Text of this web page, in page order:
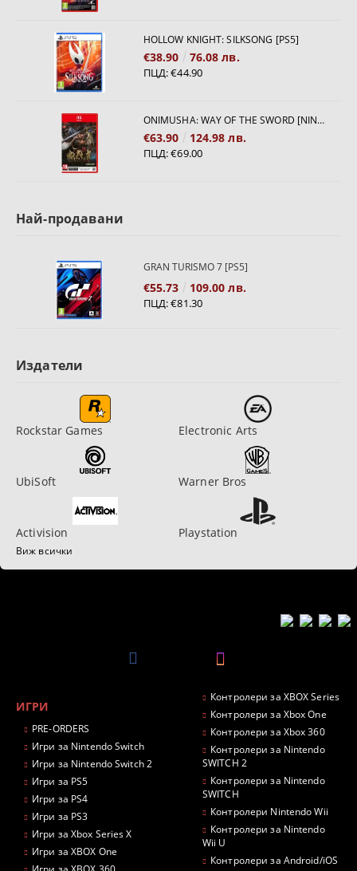
HOLLOW KNIGHT: SILKSONG [PS5]
€38.90 76.08 лв.
ПЦД:€44.90
ONIMUSHA: WAY OF THE SWORD [NINTENDO SWITCH 2]
€63.90 124.98 лв.
ПЦД:€69.00
Най-продавани
GRAN TURISMO 7 [PS5]
€55.73 109.00 лв.
ПЦД:€81.30
Издатели
Rockstar Games Electronic Arts
UbiSoft Warner Bros
Activision Playstation
Виж всички
ИГРИ
PRE-ORDERS
Игри за Nintendo Switch
Игри за Nintendo Switch 2
Игри за PS5
Игри за PS4
Игри за PS3
Игри за Xbox Series X
Игри за XBOX One
Контролери за XBOX Series
Контролери за Xbox One
Контролери за Xbox 360
Контролери за Nintendo
SWITCH 2
Контролери за Nintendo
SWITCH
Контролери Nintendo Wii
Контролери за Nintendo
Wii U
Контролери за Android/iOS